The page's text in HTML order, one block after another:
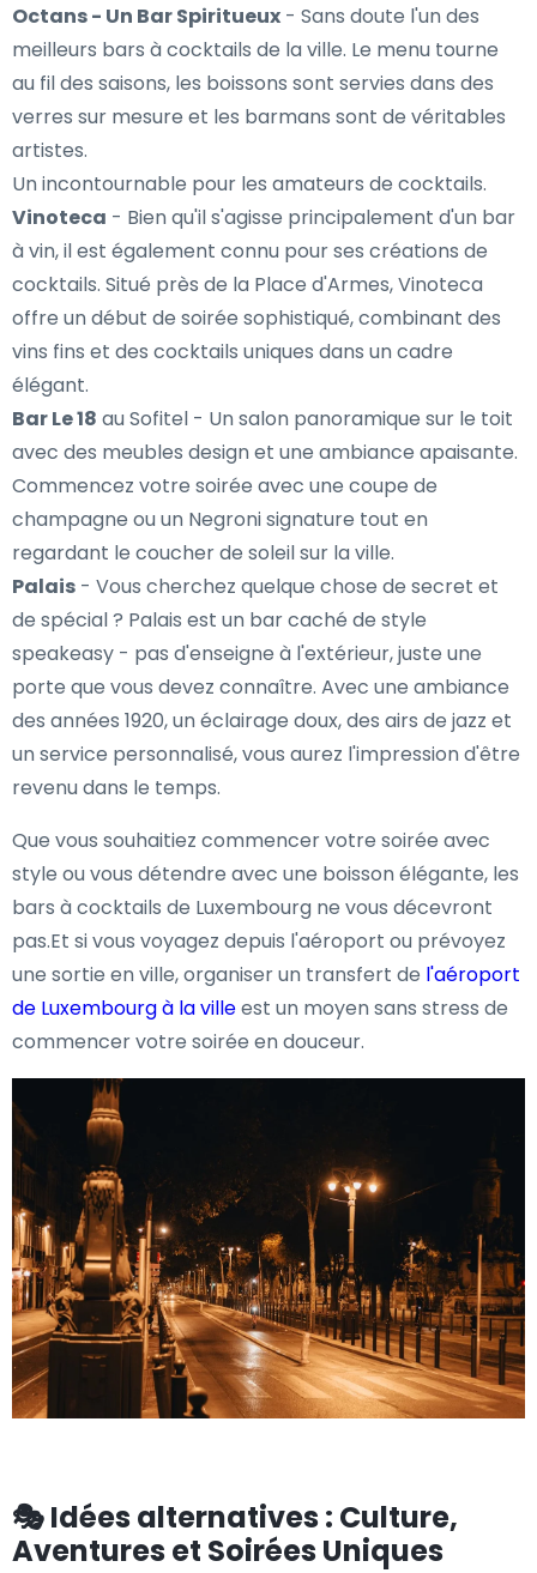
Octans - Un Bar Spiritueux - Sans doute l'un des
meilleurs bars à cocktails de la ville. Le menu tourne
au fil des saisons, les boissons sont servies dans des
verres sur mesure et les barmans sont de véritables
artistes.
Un incontournable pour les amateurs de cocktails.
Vinoteca - Bien qu'il s'agisse principalement d'un bar
à vin, il est également connu pour ses créations de
cocktails. Situé près de la Place d'Armes, Vinoteca
offre un début de soirée sophistiqué, combinant des
vins fins et des cocktails uniques dans un cadre
élégant.
Bar Le 18 au Sofitel - Un salon panoramique sur le toit
avec des meubles design et une ambiance apaisante.
Commencez votre soirée avec une coupe de
champagne ou un Negroni signature tout en
regardant le coucher de soleil sur la ville.
Palais - Vous cherchez quelque chose de secret et
de spécial ? Palais est un bar caché de style
speakeasy - pas d'enseigne à l'extérieur, juste une
porte que vous devez connaître. Avec une ambiance
des années 1920, un éclairage doux, des airs de jazz et
un service personnalisé, vous aurez l'impression d'être
revenu dans le temps.
Que vous souhaitiez commencer votre soirée avec
style ou vous détendre avec une boisson élégante, les
bars à cocktails de Luxembourg ne vous décevront
pas.Et si vous voyagez depuis l'aéroport ou prévoyez
une sortie en ville, organiser un transfert de l'aéroport
de Luxembourg à la villeest un moyen sans stress de
commencer votre soirée en douceur.
🎭 Idées alternatives : Culture,
Aventures et Soirées Uniques